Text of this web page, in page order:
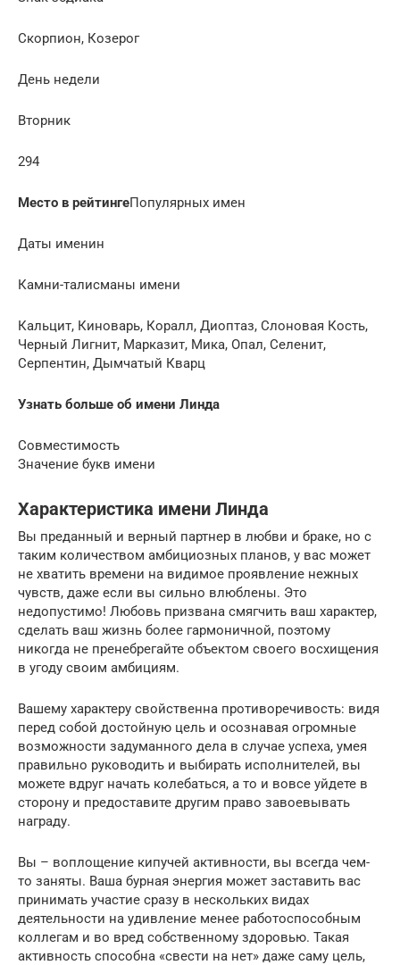
Скорпион, Козерог
День недели
Вторник
294
Место в рейтингеПопулярных имен
Даты именин
Камни-талисманы имени
Кальцит, Киноварь, Коралл, Диоптаз, Слоновая Кость,
Черный Лигнит, Марказит, Мика, Опал, Селенит,
Серпентин, Дымчатый Кварц
Узнать больше об имени Линда
Совместимость
Значение букв имени
Характеристика имени Линда
Вы преданный и верный партнер в любви и браке, но с
таким количеством амбициозных планов, у вас может
не хватить времени на видимое проявление нежных
чувств, даже если вы сильно влюблены. Это
недопустимо! Любовь призвана смягчить ваш характер,
сделать ваш жизнь более гармоничной, поэтому
никогда не пренебрегайте объектом своего восхищения
в угоду своим амбициям.
Вашему характеру свойственна противоречивость: видя
перед собой достойную цель и осознавая огромные
возможности задуманного дела в случае успеха, умея
правильно руководить и выбирать исполнителей, вы
можете вдруг начать колебаться, а то и вовсе уйдете в
сторону и предоставите другим право завоевывать
награду.
Вы – воплощение кипучей активности, вы всегда чем-
то заняты. Ваша бурная энергия может заставить вас
принимать участие сразу в нескольких видах
деятельности на удивление менее работоспособным
коллегам и во вред собственному здоровью. Такая
активность способна «свести на нет» даже саму цель,